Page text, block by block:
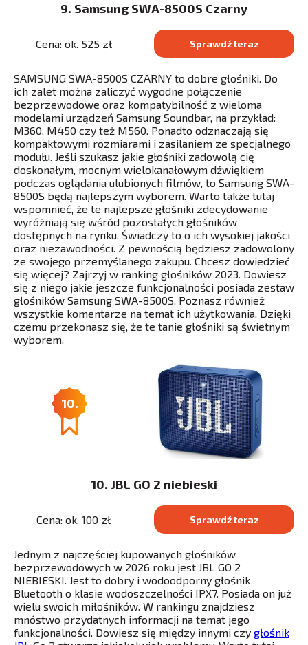
9. Samsung SWA-8500S Czarny
Cena: ok. 525 zł Sprawdź teraz
SAMSUNG SWA-8500S CZARNY to dobre głośniki. Do
ich zalet można zaliczyć wygodne połączenie
bezprzewodowe oraz kompatybilność z wieloma
modelami urządzeń Samsung Soundbar, na przykład:
M360, M450 czy też M560. Ponadto odznaczają się
kompaktowymi rozmiarami i zasilaniem ze specjalnego
modułu. Jeśli szukasz jakie głośniki zadowolą cię
doskonałym, mocnym wielokanałowym dźwiękiem
podczas oglądania ulubionych filmów, to Samsung SWA-
8500S będą najlepszym wyborem. Warto także tutaj
wspomnieć, że te najlepsze głośniki zdecydowanie
wyróżniają się wśród pozostałych głośników
dostępnych na rynku. Świadczy to o ich wysokiej jakości
oraz niezawodności. Z pewnością będziesz zadowolony
ze swojego przemyślanego zakupu. Chcesz dowiedzieć
się więcej? Zajrzyj w ranking głośników 2023. Dowiesz
się z niego jakie jeszcze funkcjonalności posiada zestaw
głośników Samsung SWA-8500S. Poznasz również
wszystkie komentarze na temat ich użytkowania. Dzięki
czemu przekonasz się, że te tanie głośniki są świetnym
wyborem.
10.
10. JBL GO 2 niebieski
Cena: ok. 100 zł Sprawdź teraz
Jednym z najczęściej kupowanych głośników
bezprzewodowych w 2026 roku jest JBL GO 2
NIEBIESKI. Jest to dobry i wodoodporny głośnik
Bluetooth o klasie wodoszczelności IPX7. Posiada on już
wielu swoich miłośników. W rankingu znajdziesz
mnóstwo przydatnych informacji na temat jego
funkcjonalności. Dowiesz się między innymi czy głośnik